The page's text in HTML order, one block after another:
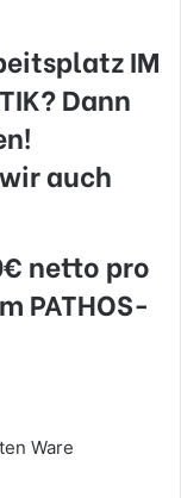
IM
? Dann
auch
netto pro
PATHOS-
Ware